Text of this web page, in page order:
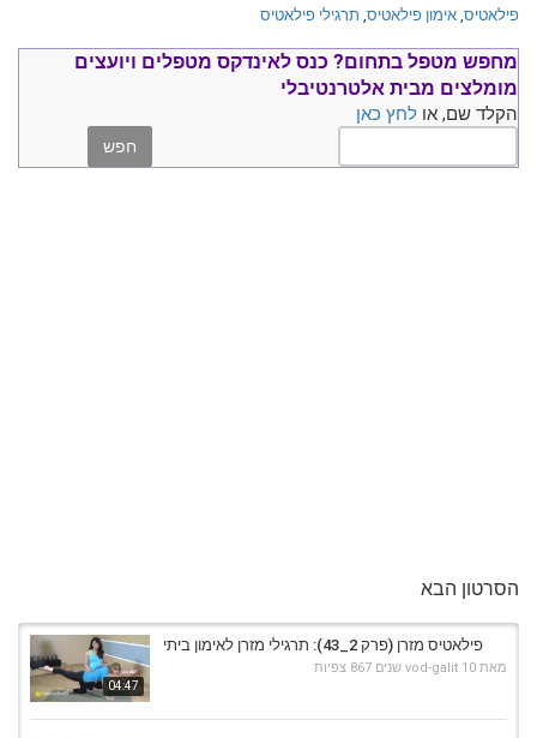
פילאטיס, אימון פילאטיס, תרגילי פילאטיס
מחפש מטפל בתחום? כנס לאינדקס מטפלים ויועצים
מומלצים מבית אלטרנטיבלי
הקלד שם, או לחץ כאן
הסרטון הבא
04:47
פילאטיס מזרן (פרק 2_43): תרגילי מזרן לאימון ביתי
מאת vod-galit 10 שנים 867 צפיות